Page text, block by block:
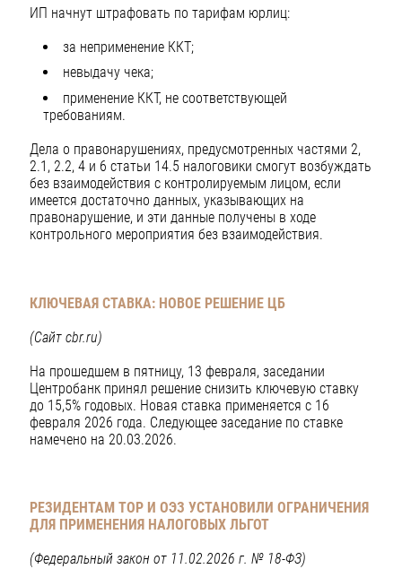
ИП начнут штрафовать по тарифам юрлиц:
за неприменение ККТ;
невыдачу чека;
применение ККТ, не соответствующей
требованиям.
Дела о правонарушениях, предусмотренных частями 2,
2.1, 2.2, 4 и 6 статьи 14.5 налоговики смогут возбуждать
без взаимодействия с контролируемым лицом, если
имеется достаточно данных, указывающих на
правонарушение, и эти данные получены в ходе
контрольного мероприятия без взаимодействия.
КЛЮЧЕВАЯ СТАВКА: НОВОЕ РЕШЕНИЕ ЦБ
(Сайт cbr.ru)
На прошедшем в пятницу, 13 февраля, заседании
Центробанк принял решение снизить ключевую ставку
до 15,5% годовых. Новая ставка применяется с 16
февраля 2026 года. Следующее заседание по ставке
намечено на 20.03.2026.
РЕЗИДЕНТАМ ТОР И ОЭЗ УСТАНОВИЛИ ОГРАНИЧЕНИЯ
ДЛЯ ПРИМЕНЕНИЯ НАЛОГОВЫХ ЛЬГОТ
(Федеральный закон от 11.02.2026 г. № 18-ФЗ)